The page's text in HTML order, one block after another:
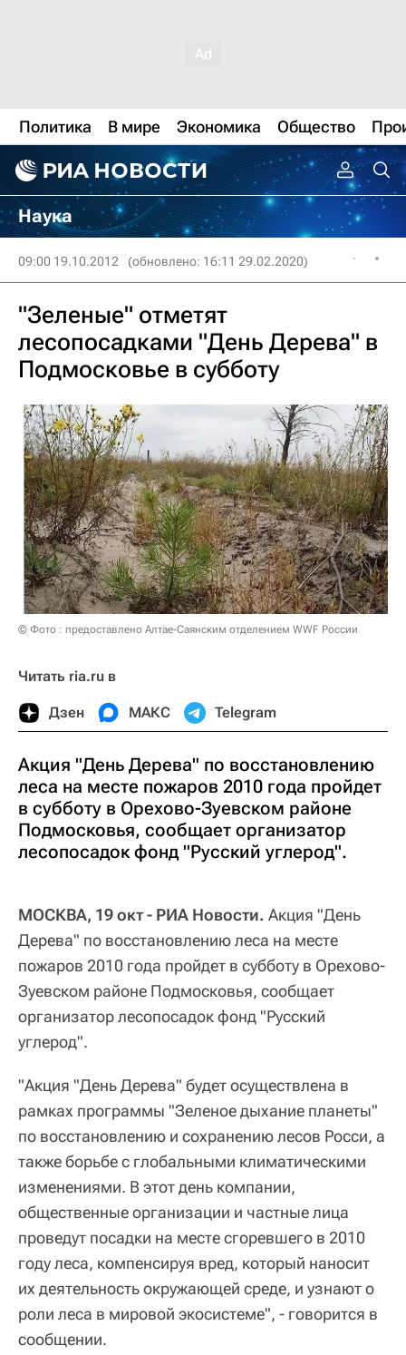
Политика В мире Экономика Общество
Наука
09:00 19.10.2012 (обновлено: 16:11 29.02.2020)
"Зеленые" отметят
лесопосадками "День Дерева" в
Подмосковье в субботу
© Фото : предоставлено Алтае-Саянским отделением WWF России
Читать ria.ru в
Дзен МАКС Telegram
Акция "День Дерева" по восстановлению
леса на месте пожаров 2010 года пройдет
в субботу в Орехово-Зуевском районе
Подмосковья, сообщает организатор
лесопосадок фонд "Русский углерод".
МОСКВА, 19 окт - РИА Новости. Акция "День
Дерева" по восстановлению леса на месте
пожаров 2010 года пройдет в субботу в Орехово-
Зуевском районе Подмосковья, сообщает
организатор лесопосадок фонд "Русский
углерод".
"Акция "День Дерева" будет осуществлена в
рамках программы "Зеленое дыхание планеты"
по восстановлению и сохранению лесов Росси, а
также борьбе с глобальными климатическими
изменениями. В этот день компании,
общественные организации и частные лица
проведут посадки на месте сгоревшего в 2010
году леса, компенсируя вред, который наносит
их деятельность окружающей среде, и узнают о
роли леса в мировой экосистеме", - говорится в
сообщении.